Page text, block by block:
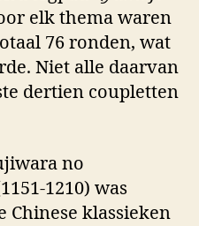
elk thema waren
76 ronden, wat
Niet alle daarvan
dertien coupletten
no
1210) was
Chinese klassieken